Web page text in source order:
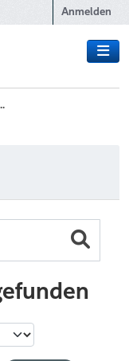
Anmelden